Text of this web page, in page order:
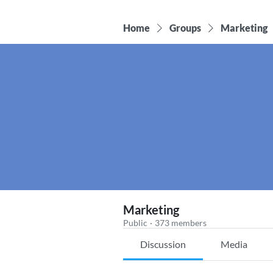
Home Groups Marketing
Marketing
Public · 373 members
Discussion Media